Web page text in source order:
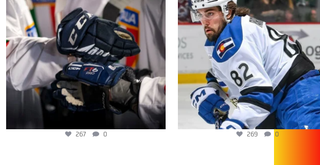
267 0 269 0